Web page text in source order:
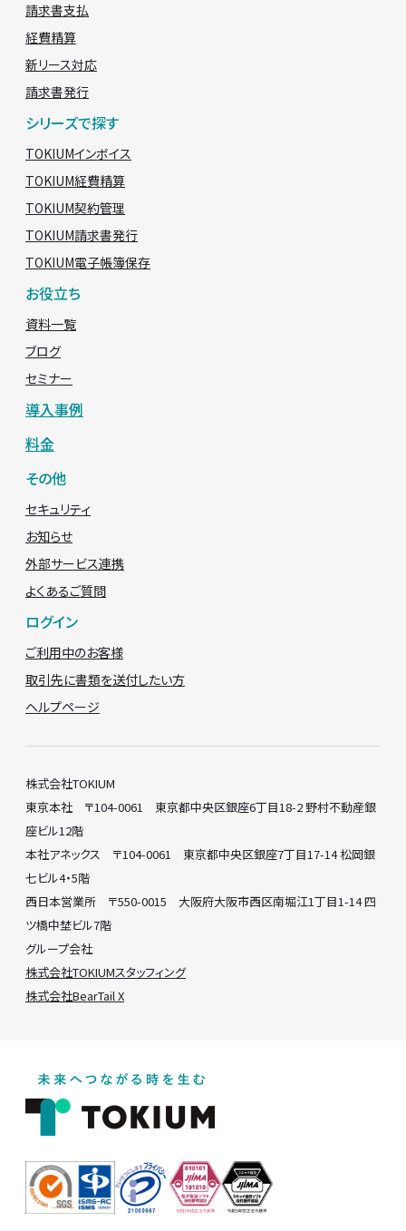
請求書支払
経費精算
新リース対応
請求書発行
シリーズで探す
TOKIUMインボイス
TOKIUM経費精算
TOKIUM契約管理
TOKIUM請求書発行
TOKIUM電子帳簿保存
お役立ち
資料一覧
ブログ
セミナー
導入事例
料金
その他
セキュリティ
お知らせ
外部サービス連携
よくあるご質問
ログイン
ご利用中のお客様
取引先に書類を送付したい方
ヘルプページ
株式会社TOKIUM
東京本社 〒104-0061 東京都中央区銀座6丁目18-2 野村不動産銀
座ビル12階
本社アネックス 〒104-0061 東京都中央区銀座7丁目17-14 松岡銀
七ビル4・5階
西日本営業所 〒550-0015 大阪府大阪市西区南堀江1丁目1-14 四
ツ橋中埜ビル7階
グループ会社
株式会社TOKIUMスタッフィング
株式会社BearTail X